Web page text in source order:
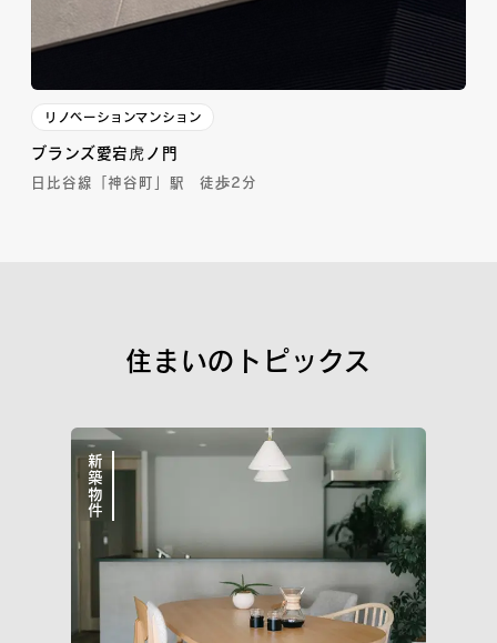
リノベーションマンション
ブランズ愛宕虎ノ門
日比谷線「神谷町」駅 徒歩2分
住まいのトピックス
新築物件